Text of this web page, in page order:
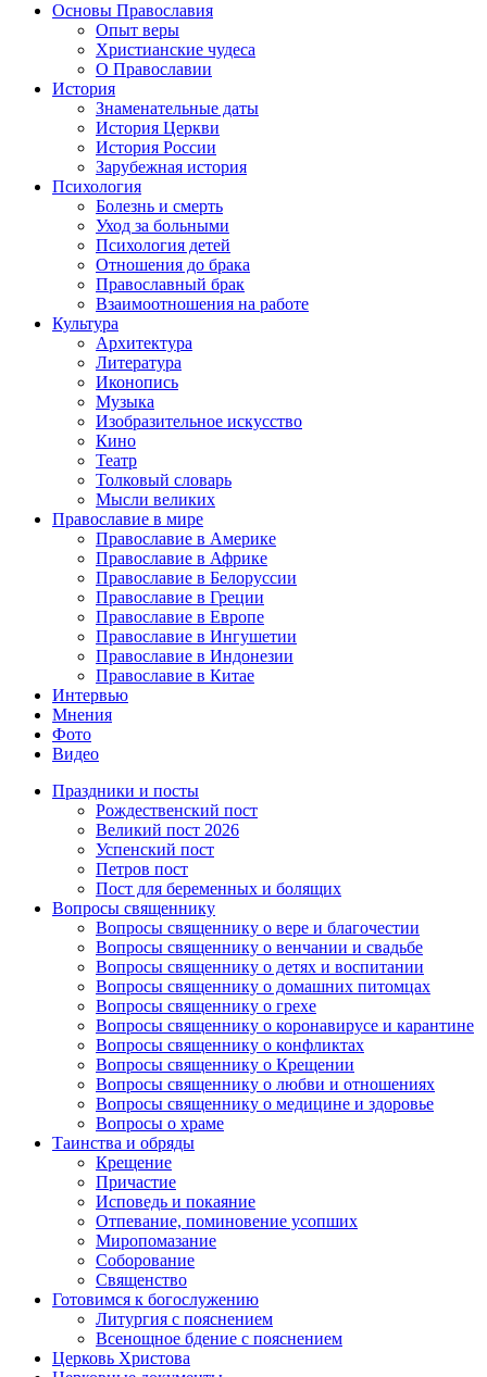
Основы Православия
Опыт веры
Христианские чудеса
О Православии
История
Знаменательные даты
История Церкви
История России
Зарубежная история
Психология
Болезнь и смерть
Уход за больными
Психология детей
Отношения до брака
Православный брак
Взаимоотношения на работе
Культура
Архитектура
Литература
Иконопись
Музыка
Изобразительное искусство
Кино
Театр
Толковый словарь
Мысли великих
Православие в мире
Православие в Америке
Православие в Африке
Православие в Белоруссии
Православие в Греции
Православие в Европе
Православие в Ингушетии
Православие в Индонезии
Православие в Китае
Интервью
Мнения
Фото
Видео
Праздники и посты
Рождественский пост
Великий пост 2026
Успенский пост
Петров пост
Пост для беременных и болящих
Вопросы священнику
Вопросы священнику о вере и благочестии
Вопросы священнику о венчании и свадьбе
Вопросы священнику о детях и воспитании
Вопросы священнику о домашних питомцах
Вопросы священнику о грехе
Вопросы священнику о коронавирусе и карантине
Вопросы священнику о конфликтах
Вопросы священнику о Крещении
Вопросы священнику о любви и отношениях
Вопросы священнику о медицине и здоровье
Вопросы о храме
Таинства и обряды
Крещение
Причастие
Исповедь и покаяние
Отпевание, поминовение усопших
Миропомазание
Соборование
Священство
Готовимся к богослужению
Литургия с пояснением
Всенощное бдение с пояснением
Церковь Христова